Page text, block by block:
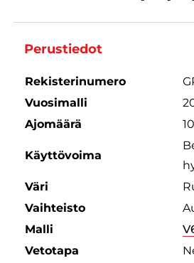
Perustiedot
Rekisterinumero
Vuosimalli
Ajomäärä
Käyttövoima
Väri
Vaihteisto
Malli
Vetotapa